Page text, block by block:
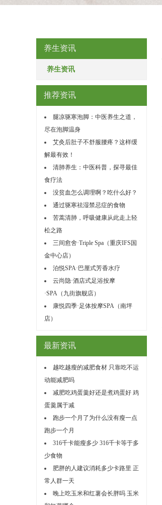
养生资讯
养生资讯
推荐资讯
腿凉驱寒泡脚：中医养生之道，
尽在泡脚温身
艾灸后肚子不舒服腰疼？这样缓
解最有效！
清肺养生：中医科普，探寻最佳
食疗法
没贫血怎么调理啊？吃什么好？
通过驱寒祛湿禁忌症的食物
苦蒿清肺，呼吸健康从此走上轻
松之路
三间愈舍·Triple Spa（重庆IFS国
金中心店）
泊悦SPA·巴厘式芳香水疗
云尚隐·酒店式足浴按摩
·SPA（九街旗舰店）
康悦四季·足体按摩SPA（南坪
店）
最新资讯
越吃越瘦的减肥食材 只靠吃不运
动能减肥吗
减肥吃鸡蛋羹好还是煮鸡蛋好 鸡
蛋羹属于减
跑步一个月了为什么没有瘦一点
跑步一个月
316千卡能瘦多少 316千卡等于多
少食物
肥胖的人建议消耗多少卡路里 正
常人群一天
晚上吃玉米和红薯会长胖吗 玉米